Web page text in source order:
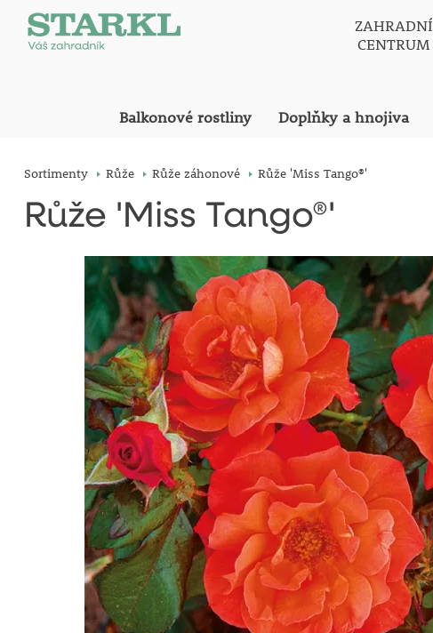
ZAHRADNÍ
CENTRUM
Balkonové rostliny Doplňky a hnojiva
Sortimenty Růže Růže záhonové Růže 'Miss Tango®'
Růže 'Miss Tango®'